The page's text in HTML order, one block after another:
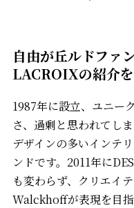
自由が丘ルドフ
LACROIXの紹介を
1987年に設立、ユニー
さ、過剰と思われてし
デザインの多いインテ
ンドです。2011年に
も変わらず、クリエイ
Walckhoffが表現を目指